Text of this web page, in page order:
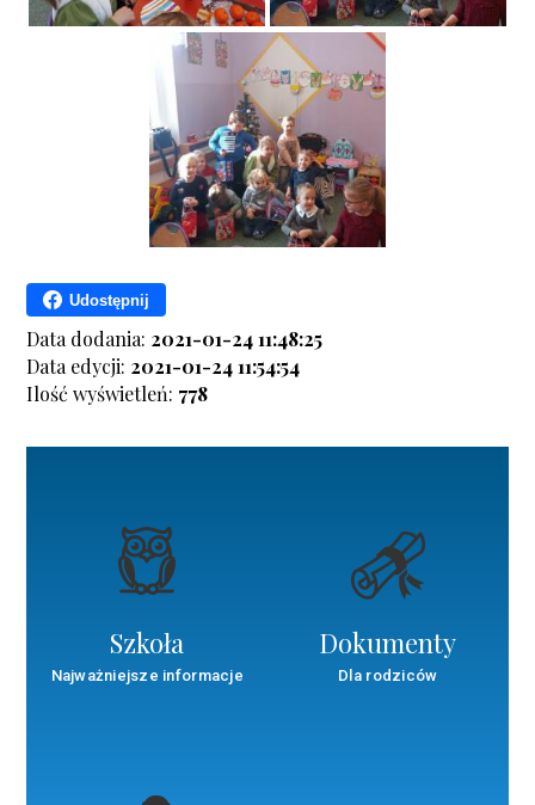
Udostępnij
Data dodania: 2021-01-24 11:48:25
Data edycji: 2021-01-24 11:54:54
Ilość wyświetleń: 778
Szkoła
Najważniejsze informacje
Dokumenty
Dla rodziców